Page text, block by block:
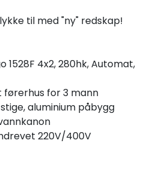
til med "ny" redskap!
1528F 4x2, 280hk, Automat,
førerhus for 3 mann
aluminium påbygg
220V/400V